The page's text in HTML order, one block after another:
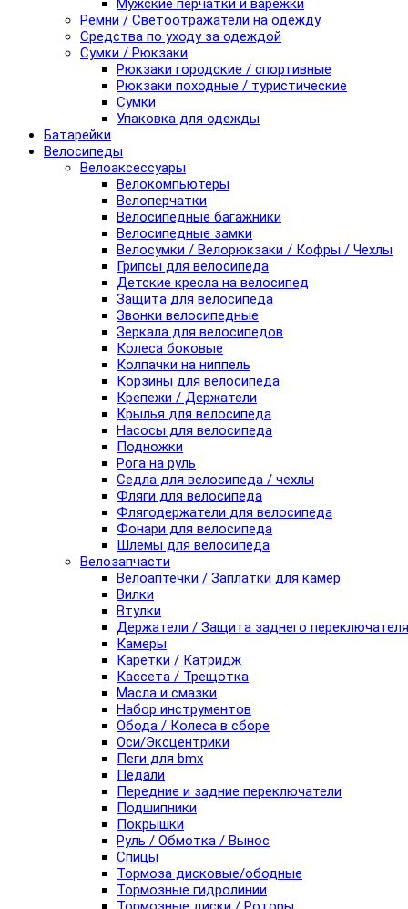
Мужские перчатки и варежки
Ремни / Светоотражатели на одежду
Средства по уходу за одеждой
Сумки / Рюкзаки
Рюкзаки городские / спортивные
Рюкзаки походные / туристические
Сумки
Упаковка для одежды
Батарейки
Велосипеды
Велоаксессуары
Велокомпьютеры
Велоперчатки
Велосипедные багажники
Велосипедные замки
Велосумки / Велорюкзаки / Кофры / Чехлы
Грипсы для велосипеда
Детские кресла на велосипед
Защита для велосипеда
Звонки велосипедные
Зеркала для велосипедов
Колеса боковые
Колпачки на ниппель
Корзины для велосипеда
Крепежи / Держатели
Крылья для велосипеда
Насосы для велосипеда
Подножки
Рога на руль
Седла для велосипеда / чехлы
Фляги для велосипеда
Флягодержатели для велосипеда
Фонари для велосипеда
Шлемы для велосипеда
Велозапчасти
Велоаптечки / Заплатки для камер
Вилки
Втулки
Держатели / Защита заднего переключателя
Камеры
Каретки / Катридж
Кассета / Трещотка
Масла и смазки
Набор инструментов
Обода / Колеса в сборе
Оси/Эксцентрики
Пеги для bmx
Педали
Передние и задние переключатели
Подшипники
Покрышки
Руль / Обмотка / Вынос
Спицы
Тормоза дисковые/ободные
Тормозные гидролинии